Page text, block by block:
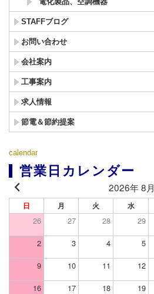
STAFFブログ
お問い合わせ
会社案内
工事案内
求人情報
節電＆節約提案
calendar
営業日カレンダー
2026年 8月
日 月 火 水
26 27 28 29
2
3 4 5
9 10 11 12
16
17 18 19